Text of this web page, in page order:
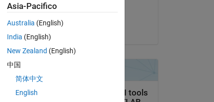
Richiesto:
il 6 Ott 2020
Asia-Pacifico
Australia (English)
India (English)
New Zealand (English)
中国
简体中文
English